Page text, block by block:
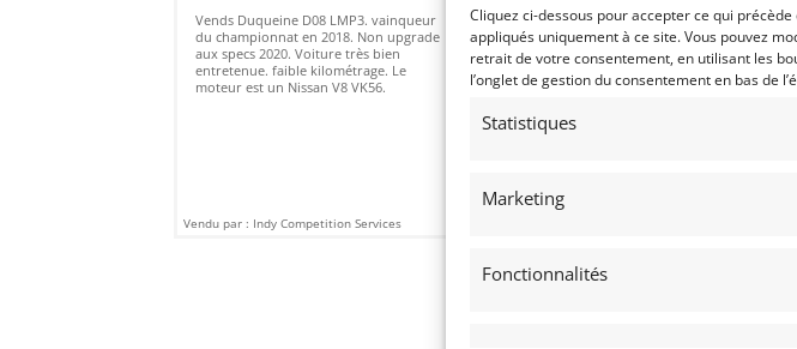
Cliquez ci-dessous pour accepter ce qui
appliqués uniquement à ce site. Vous pouvez
retrait de votre consentement, en utilisant les
l’onglet de gestion du consentement en bas de
Statistiques
Marketing
Fonctionnalités
Vends Duqueine D08 LMP3. vainqueur
du championnat en 2018. Non upgrade
aux specs 2020. Voiture très bien
entretenue. faible kilométrage. Le
moteur est un Nissan V8 VK56.
Vendu par : Indy Competition Services